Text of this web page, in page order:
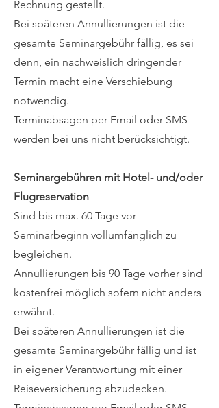
Rechnung gestellt.
Bei späteren Annullierungen ist die
gesamte Seminargebühr fällig, es sei
denn, ein nachweislich dringender
Termin macht eine Verschiebung
notwendig.
Terminabsagen per Email oder SMS
werden bei uns nicht berücksichtigt.
Seminargebühren mit Hotel- und/oder
Flugreservation
Sind bis max. 60 Tage vor
Seminarbeginn vollumfänglich zu
begleichen.
Annullierungen bis 90 Tage vorher sind
kostenfrei möglich sofern nicht anders
erwähnt.
Bei späteren Annullierungen ist die
gesamte Seminargebühr fällig und ist
in eigener Verantwortung mit einer
Reiseversicherung abzudecken.